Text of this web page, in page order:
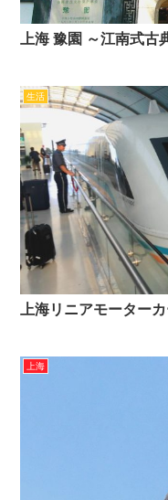
上海 豫園 ～江南式古
生活
上海リニアモーター
上海